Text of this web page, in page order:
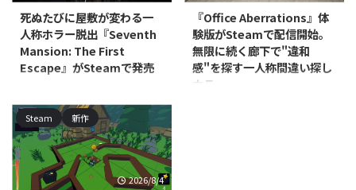
ゲーセンシム）』の体験版が公開
されました。対応プラットフォー
ムはWindowsで、本編は早期ア
クセスとしての発売が予定されて
いう段階です。 本作はレトロな
ゲームセンターを一から築き上げ
ていく経営シミュレーショ ...
Keeper (島の守護者)』のデモ版が
公開されました。本編の発売時期
は2026年を予定しており、発売
前の段階ですが、ひと足先にゲー
死ぬたびに屋敷が変わる一
人称ホラー脱出『Seventh
Mansion: The First
Escape』がSteamで発売
リッシングを手がける、
PC（Steam）向け一人称心理ホ
ラー脱出アドベンチャー
『Seventh Mansion: The First
Escape』が2026年7月29日に発
売されました。価格は395円で
『Office Aberrations』体
験版がSteamで配信開始。
無限に続く廊下で"違和
感"を探す一人称間違い探し
ホラー
Steam 新作
2026/8/4